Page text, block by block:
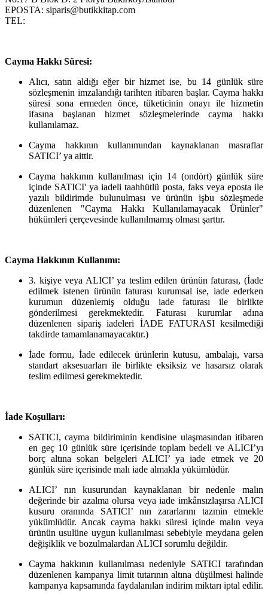
EPOSTA: siparis@butikkitap.com
TEL:
Cayma Hakkı Süresi:
Alıcı, satın aldığı eğer bir hizmet ise, bu 14 günlük süre
sözleşmenin imzalandığı tarihten itibaren başlar. Cayma hakkı
süresi sona ermeden önce, tüketicinin onayı ile hizmetin
ifasına başlanan hizmet sözleşmelerinde cayma hakkı
kullanılamaz.
Cayma hakkının kullanımından kaynaklanan masraflar
SATICI’ ya aittir.
Cayma hakkının kullanılması için 14 (ondört) günlük süre
içinde SATICI' ya iadeli taahhütlü posta, faks veya eposta ile
yazılı bildirimde bulunulması ve ürünün işbu sözleşmede
düzenlenen "Cayma Hakkı Kullanılamayacak Ürünler"
hükümleri çerçevesinde kullanılmamış olması şarttır.
Cayma Hakkının Kullanımı:
3. kişiye veya ALICI’ ya teslim edilen ürünün faturası, (İade
edilmek istenen ürünün faturası kurumsal ise, iade ederken
kurumun düzenlemiş olduğu iade faturası ile birlikte
gönderilmesi gerekmektedir. Faturası kurumlar adına
düzenlenen sipariş iadeleri İADE FATURASI kesilmediği
takdirde tamamlanamayacaktır.)
İade formu, İade edilecek ürünlerin kutusu, ambalajı, varsa
standart aksesuarları ile birlikte eksiksiz ve hasarsız olarak
teslim edilmesi gerekmektedir.
İade Koşulları:
SATICI, cayma bildiriminin kendisine ulaşmasından itibaren
en geç 10 günlük süre içerisinde toplam bedeli ve ALICI’yı
borç altına sokan belgeleri ALICI’ ya iade etmek ve 20
günlük süre içerisinde malı iade almakla yükümlüdür.
ALICI’ nın kusurundan kaynaklanan bir nedenle malın
değerinde bir azalma olursa veya iade imkânsızlaşırsa ALICI
kusuru oranında SATICI’ nın zararlarını tazmin etmekle
yükümlüdür. Ancak cayma hakkı süresi içinde malın veya
ürünün usulüne uygun kullanılması sebebiyle meydana gelen
değişiklik ve bozulmalardan ALICI sorumlu değildir.
Cayma hakkının kullanılması nedeniyle SATICI tarafından
düzenlenen kampanya limit tutarının altına düşülmesi halinde
kampanya kapsamında faydalanılan indirim miktarı iptal edilir.